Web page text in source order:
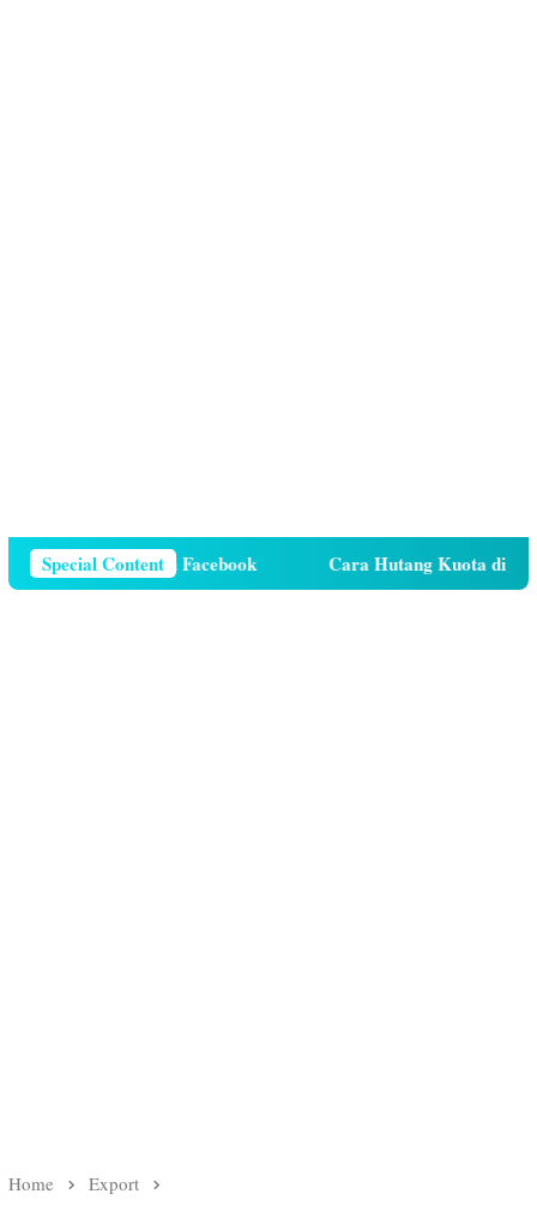
Special Content
Telepon Di Facebook Cara Hutang Kuota di Telkomsel
Home Export